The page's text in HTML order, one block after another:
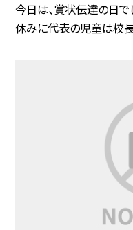
今日は、賞状伝達の日で
休みに代表の児童は校